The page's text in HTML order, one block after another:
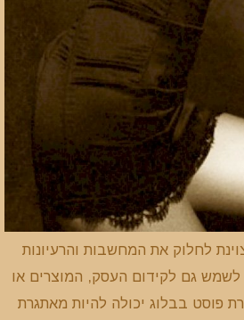
לחלוק את המחשבות והרעיונות
לשמש גם לקידום העסק, המוצרים או
פוסט בבלוג יכולה להיות מאתגרת